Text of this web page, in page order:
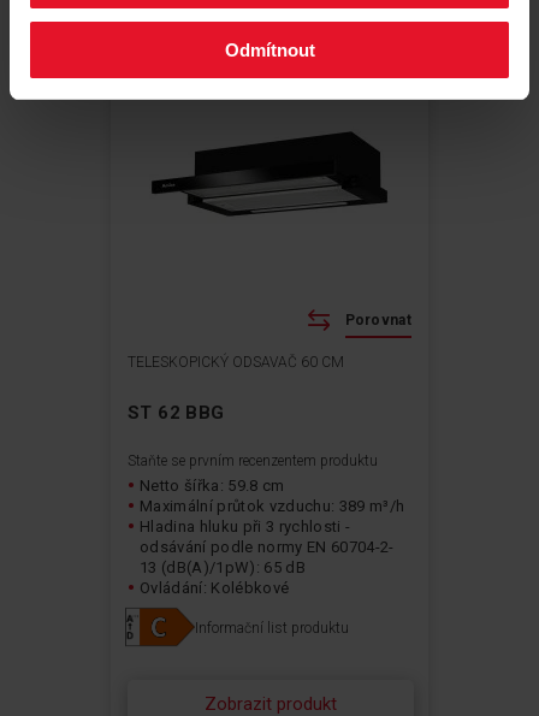
Odmítnout
TELESKOPICKÝ ODSAVAČ 60 CM
ST 62 BBG
Zobrazit produkt
Staňte se prvním recenzentem produktu
Netto šířka: 59.8 cm
Maximální průtok vzduchu: 389 m³/h
Hladina hluku při 3 rychlosti -
odsávání podle normy EN 60704-2-
13 (dB(A)/1pW): 65 dB
Ovládání: Kolébkové
Typ osvětlení: LED pásek
Informační list produktu
Porovnat